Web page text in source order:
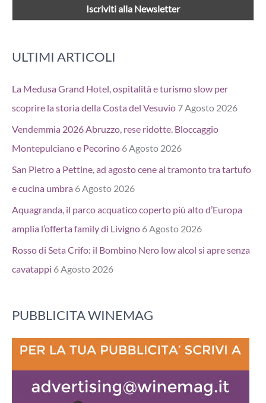
ULTIMI ARTICOLI
La Medusa Grand Hotel, ospitalità e turismo slow per
scoprire la storia della Costa del Vesuvio 7 Agosto 2026
Vendemmia 2026 Abruzzo, rese ridotte. Bloccaggio
Montepulciano e Pecorino 6 Agosto 2026
San Pietro a Pettine, ad agosto cene al tramonto tra tartufo
e cucina umbra 6 Agosto 2026
Aquagranda, il parco acquatico coperto più alto d’Europa
amplia l’offerta family di Livigno 6 Agosto 2026
Rosso di Seta Crifo: il Bombino Nero low alcol si apre senza
cavatappi 6 Agosto 2026
PUBBLICITA WINEMAG